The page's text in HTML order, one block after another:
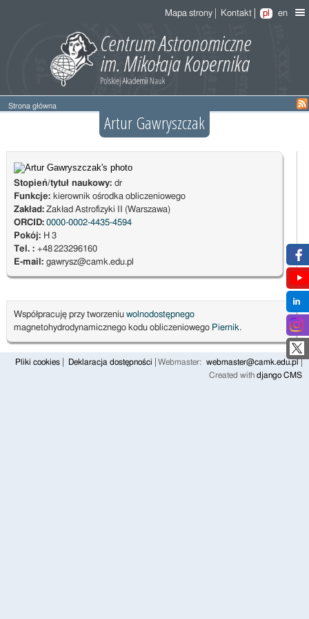
Mapa strony Kontakt pl en
Strona główna
Artur Gawryszczak
Stopień/tytuł naukowy: dr
Funkcje: kierownik ośrodka obliczeniowego
Zakład:Zakład Astrofizyki II (Warszawa)
ORCID: 0000-0002-4435-4594
Pokój: H 3
Tel. : +48 223296160
E-mail: gawrysz@camk.edu.pl
Współpracuję przy tworzeniu wolnodostępnego
magnetohydrodynamicznego kodu obliczeniowego Piernik.
Pliki cookies Deklaracja dostępności Webmaster:
webmaster@camk.edu.pl
Created with django CMS